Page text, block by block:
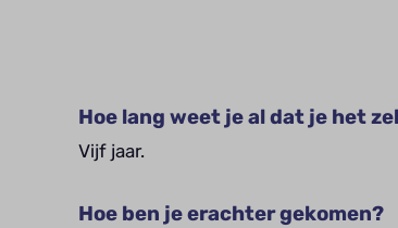
Hoe lang weet je al dat je het
Vijf jaar.
Hoe ben je erachter gekomen?